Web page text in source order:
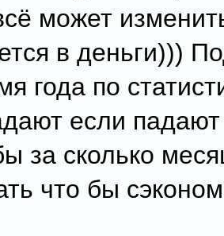
может
в деньги)))
года по
если
за сколько
что бы